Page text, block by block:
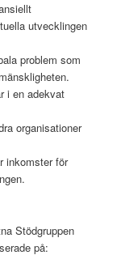
utvecklingen
problem som
i en adekvat
organisationer
inkomster för
Stödgruppen
på: